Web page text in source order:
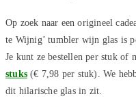
Op zoek naar een origineel
te Wijnig’ tumbler wijn glas is
Je kunt ze bestellen per stuk of
stuks (€ 7,98 per stuk). We
dit hilarische glas in zit.